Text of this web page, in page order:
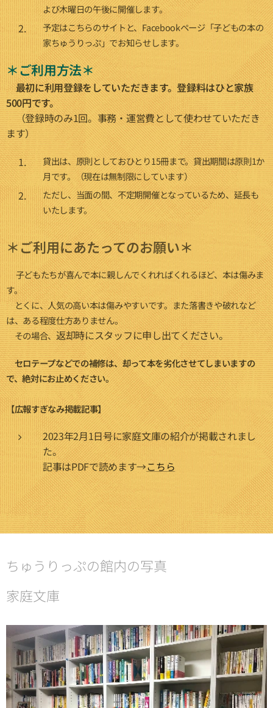
よび木曜日の午後に開催します。
予定はこちらのサイトと、Facebookページ「子どもの本の
家ちゅうりっぷ」でお知らせします。
＊ご利用方法＊
最初に利用登録をしていただきます。登録料はひと家族
500円です。
（登録時のみ1回。事務・運営費として使わせていただき
ます）
貸出は、原則としておひとり15冊まで。貸出期間は原則1か
月です。（現在は無制限にしています）
ただし、当面の間、不定期開催となっているため、延長も
いたします。
＊ご利用にあたってのお願い＊
子どもたちが喜んで本に親しんでくれればくれるほど、本は傷みま
す。
とくに、人気の高い本は傷みやすいです。また落書きや破れなど
は、ある程度仕方ありません。
その場合、返却時にスタッフに申し出てください。
セロテープなどでの補修は、却って本を劣化させてしまいますの
で、絶対にお止めください。
【広報すぎなみ掲載記事】
2023年2月1日号に家庭文庫の紹介が掲載されまし
た。
記事はPDFで読めます→こちら
ちゅうりっぷの館内の写真
家庭文庫